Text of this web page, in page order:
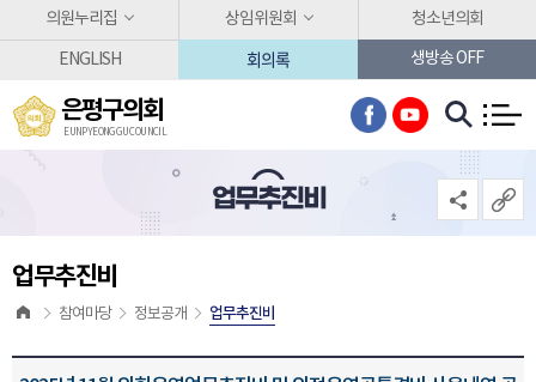
본문바로가기
의원누리집 상임위원회 청소년의회
ENGLISH 회의록 생방송 OFF
은평구의회
EUNPYEONG GU COUNCIL
업무추진비
업무추진비
참여마당 정보공개 업무추진비